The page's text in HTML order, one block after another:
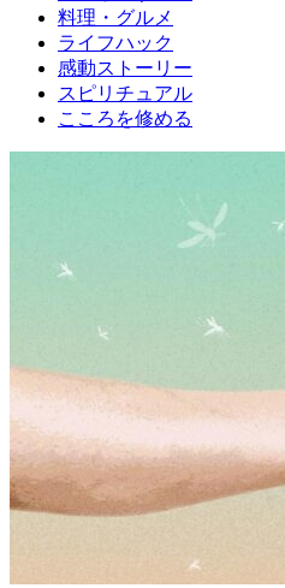
料理・グルメ
ライフハック
感動ストーリー
スピリチュアル
こころを修める